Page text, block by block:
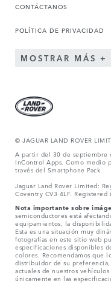
CONTÁCTANOS
POLÍTICA DE PRIVACIDAD
MOSTRAR MÁS
© JAGUAR LAND ROVER
A partir del 30 de septiembre
InControl Apps. Como medio
través del Smartphone Pack.
Jaguar Land Rover Limited:
Coventry CV3 4LF.
Nota importante sobre
semiconductores está
equipamientos, la
Esta es una situación muy
fotografías en este sitio web
especificaciones disponibles
colores. Recomendamos que
distribuidor de su
actuales de nuestros
únicamente en las